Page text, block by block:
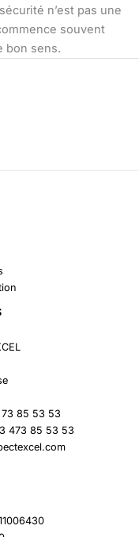
n’est pas une
souvent
bon sens.
85 53 53
473 85 53 53